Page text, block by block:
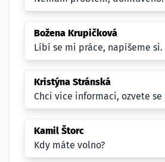
Božena Krupičková
Líbí se mi práce, napíšeme si.
Kristýna Stránská
Chci vice informaci, ozvete se
Kamil Štorc
Kdy máte volno?